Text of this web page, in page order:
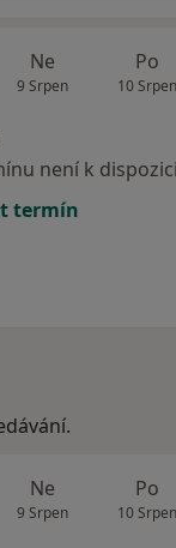
Ne
9 Srpen
Po
10 Srpen
není k dispozici
termín
Ne
9 Srpen
Po
10 Srpen